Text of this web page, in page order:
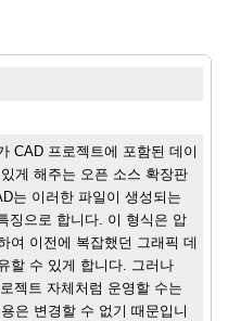
CAD 프로젝트에 포함된 데이
게 해주는 오픈 소스 확장판
는 이러한 파일이 생성되는
징으로 합니다. 이 형식은 압
여 이전에 복잡했던 그래픽 데
할 수 있게 합니다. 그러나
젝트 자체처럼 운영할 수는
은 변경할 수 없기 때문입니